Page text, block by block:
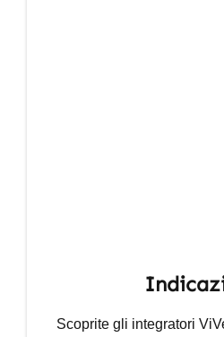
Scoprite gli integratori